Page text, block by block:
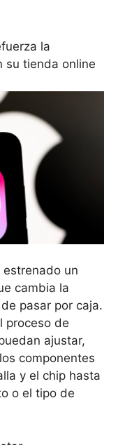
la
su tienda online
estrenado un
cambia la
pasar por caja.
proceso de
ajustar,
componentes
y el chip hasta
o el tipo de